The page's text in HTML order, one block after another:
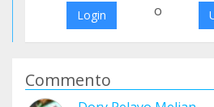
Login o
Commento